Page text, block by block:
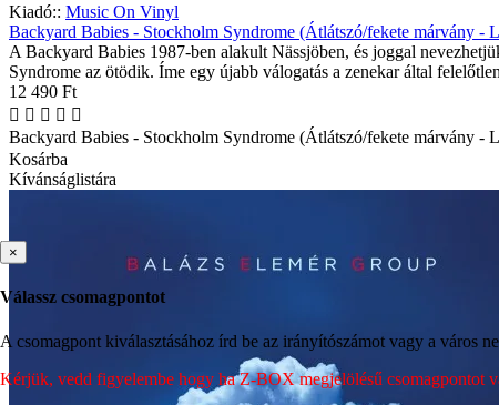
Kiadó:: Music On Vinyl
Backyard Babies - Stockholm Syndrome (Átlátszó/fekete márvány -
A Backyard Babies 1987-ben alakult Nässjöben, és joggal
Syndrome az ötödik. Íme egy újabb válogatás a zenekar által
12 490 Ft
Backyard Babies - Stockholm Syndrome (Átlátszó/fekete márvány -
Kosárba
Kívánságlistára
×
Válassz csomagpontot
A csomagpont kiválasztásához írd be az irányítószámot vagy a város
Kérjük, vedd figyelembe hogy ha Z-BOX megjelölésű csomagpontot